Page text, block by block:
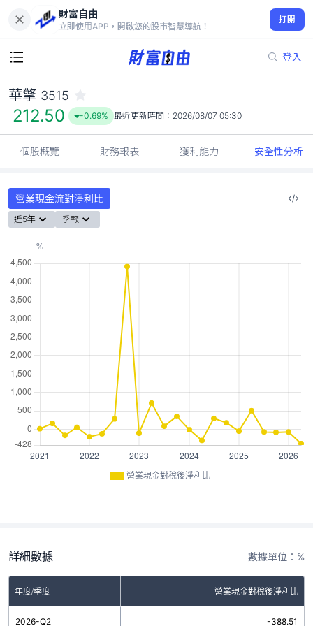
財富自由
立即使用APP，開啟您的股市智慧導航！
打開
登入
212.50
-0.69%
華擎 3515
212.50 -0.69% 最近更新時間： 2026/08/07 05:30
個股概覽 財務報表 獲利能力 安全性分析
營業現金流對淨利比
近5年 季報
營業現金對稅後淨利比
詳細數據 數據單位：%
年度/季度 營業現金對稅後淨利比
2026-Q2 -388.51